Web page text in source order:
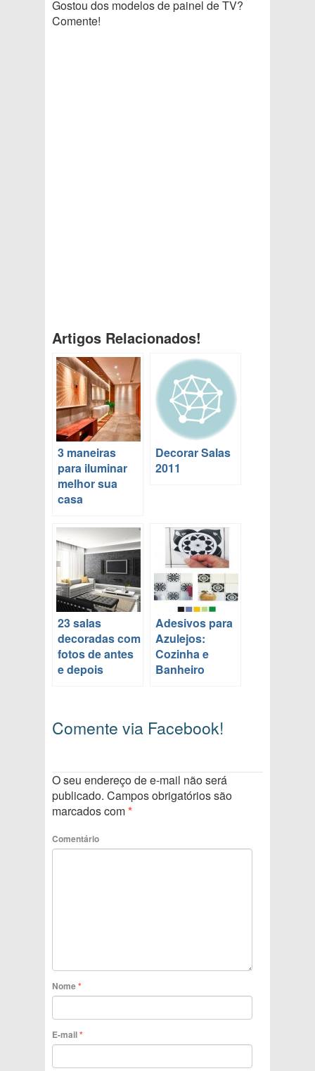
Gostou dos modelos de painel de TV?
Comente!
Artigos Relacionados!
3 maneiras
para iluminar
melhor sua
casa
Decorar Salas
2011
23 salas
decoradas com
fotos de antes
e depois
Adesivos para
Azulejos:
Cozinha e
Banheiro
Comente via Facebook!
O seu endereço de e-mail não será
publicado. Campos obrigatórios são
marcados com*
Comentário
Nome*
E-mail*